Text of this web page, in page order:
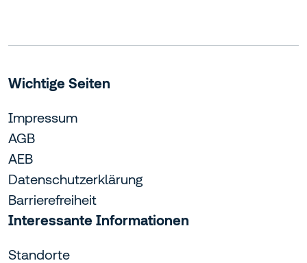
Wichtige Seiten
Impressum
AGB
AEB
Datenschutzerklärung
Barrierefreiheit
Interessante Informationen
Standorte